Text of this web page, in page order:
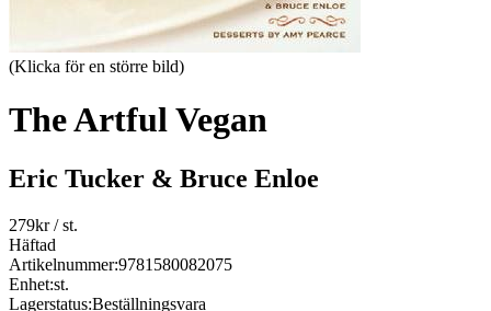
(Klicka för en större bild)
The Artful Vegan
Eric Tucker & Bruce Enloe
279kr/ st.
Häftad
Artikelnummer:9781580082075
Enhet:st.
Lagerstatus:Beställningsvara